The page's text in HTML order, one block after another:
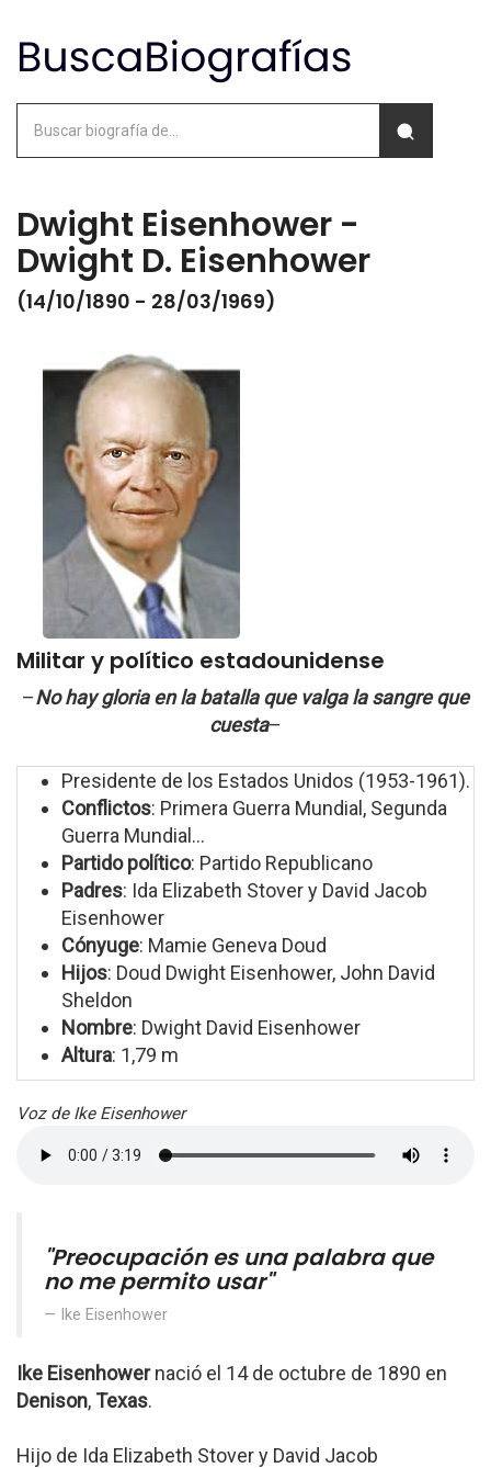
Dwight Eisenhower -
Dwight D. Eisenhower
(14/10/1890 - 28/03/1969)
Militar y político estadounidense
–No hay gloria en la batalla que valga la sangre que
cuesta–
Presidente de los Estados Unidos (1953-1961).
Conflictos: Primera Guerra Mundial, Segunda
Guerra Mundial...
Partido político: Partido Republicano
Padres: Ida Elizabeth Stover y David Jacob
Eisenhower
Cónyuge: Mamie Geneva Doud
Hijos: Doud Dwight Eisenhower, John David
Sheldon
Nombre: Dwight David Eisenhower
Altura: 1,79 m
Voz de Ike Eisenhower
"Preocupación es una palabra que
no me permito usar"
Ike Eisenhower
Ike Eisenhowernació el 14 de octubre de 1890 en
Denison, Texas.
Hijo de Ida Elizabeth Stover y David Jacob